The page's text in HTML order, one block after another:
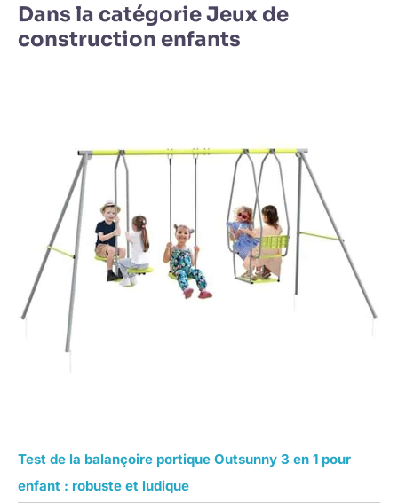
Dans la catégorie Jeux de
construction enfants
Test de la balançoire portique Outsunny 3 en 1 pour
enfant : robuste et ludique